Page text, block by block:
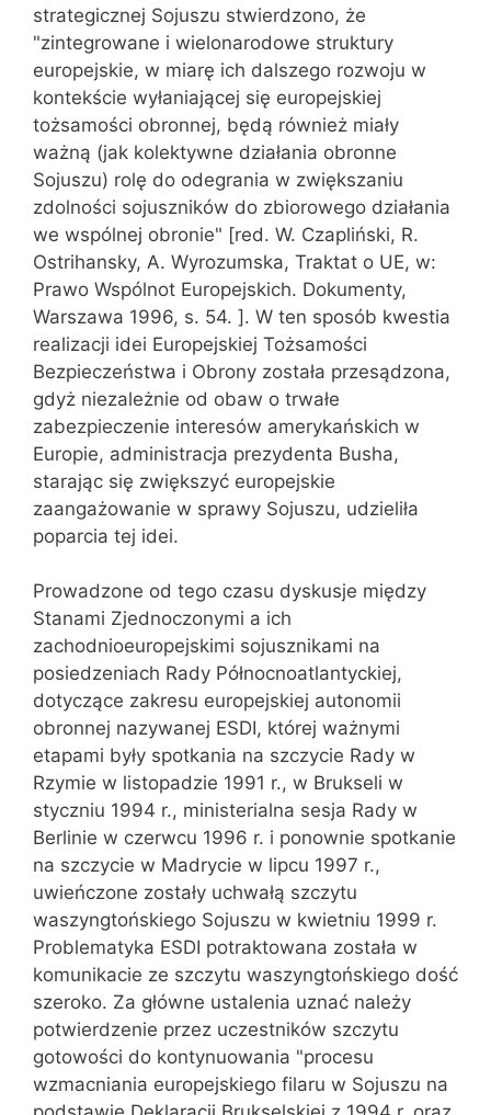
strategicznej Sojuszu stwierdzono, że
"zintegrowane i wielonarodowe struktury
europejskie, w miarę ich dalszego rozwoju w
kontekście wyłaniającej się europejskiej
tożsamości obronnej, będą również miały
ważną (jak kolektywne działania obronne
Sojuszu) rolę do odegrania w zwiększaniu
zdolności sojuszników do zbiorowego działania
we wspólnej obronie" [red. W. Czapliński, R.
Ostrihansky, A. Wyrozumska, Traktat o UE, w:
Prawo Wspólnot Europejskich. Dokumenty,
Warszawa 1996, s. 54. ]. W ten sposób kwestia
realizacji idei Europejskiej Tożsamości
Bezpieczeństwa i Obrony została przesądzona,
gdyż niezależnie od obaw o trwałe
zabezpieczenie interesów amerykańskich w
Europie, administracja prezydenta Busha,
starając się zwiększyć europejskie
zaangażowanie w sprawy Sojuszu, udzieliła
poparcia tej idei.
Prowadzone od tego czasu dyskusje między
Stanami Zjednoczonymi a ich
zachodnioeuropejskimi sojusznikami na
posiedzeniach Rady Północnoatlantyckiej,
dotyczące zakresu europejskiej autonomii
obronnej nazywanej ESDI, której ważnymi
etapami były spotkania na szczycie Rady w
Rzymie w listopadzie 1991 r., w Brukseli w
styczniu 1994 r., ministerialna sesja Rady w
Berlinie w czerwcu 1996 r. i ponownie spotkanie
na szczycie w Madrycie w lipcu 1997 r.,
uwieńczone zostały uchwałą szczytu
waszyngtońskiego Sojuszu w kwietniu 1999 r.
Problematyka ESDI potraktowana została w
komunikacie ze szczytu waszyngtońskiego dość
szeroko. Za główne ustalenia uznać należy
potwierdzenie przez uczestników szczytu
gotowości do kontynuowania "procesu
wzmacniania europejskiego filaru w Sojuszu na